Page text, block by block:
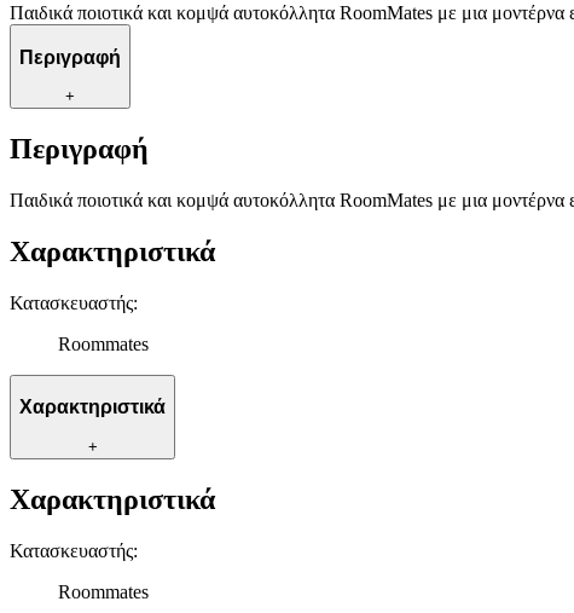
Παιδικά ποιοτικά και κομψά αυτοκόλλητα RoomMates με μια μοντέρνα
Περιγραφή
+
Περιγραφή
Παιδικά ποιοτικά και κομψά αυτοκόλλητα RoomMates με μια μοντέρνα
Χαρακτηριστικά
Κατασκευαστής:
Roommates
Χαρακτηριστικά
+
Χαρακτηριστικά
Κατασκευαστής:
Roommates